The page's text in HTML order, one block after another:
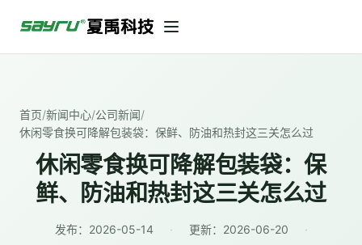
首页/新闻中心/公司新闻/
休闲零食换可降解包装袋：保鲜、防油和热封这三关怎么过
休闲零食换可降解包装袋：保
鲜、防油和热封这三关怎么过
发布： 2026-05-14 · 更新： 2026-06-20
·